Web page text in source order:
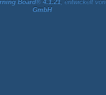
Board® 4.1.21, entwickelt von
GmbH